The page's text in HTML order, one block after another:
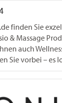
finden Sie
& Massage
auch
Sie vorbei – es